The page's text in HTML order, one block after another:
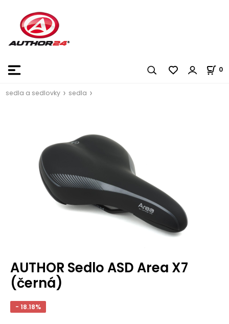
0
sedla a sedlovky sedla
AUTHOR Sedlo ASD Area X7
(černá)
- 18.18%